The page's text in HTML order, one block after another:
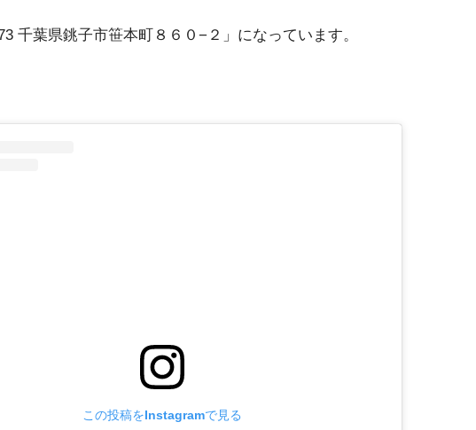
千葉県銚子市笹本町８６０−２」になっています。
この投稿をInstagramで見る